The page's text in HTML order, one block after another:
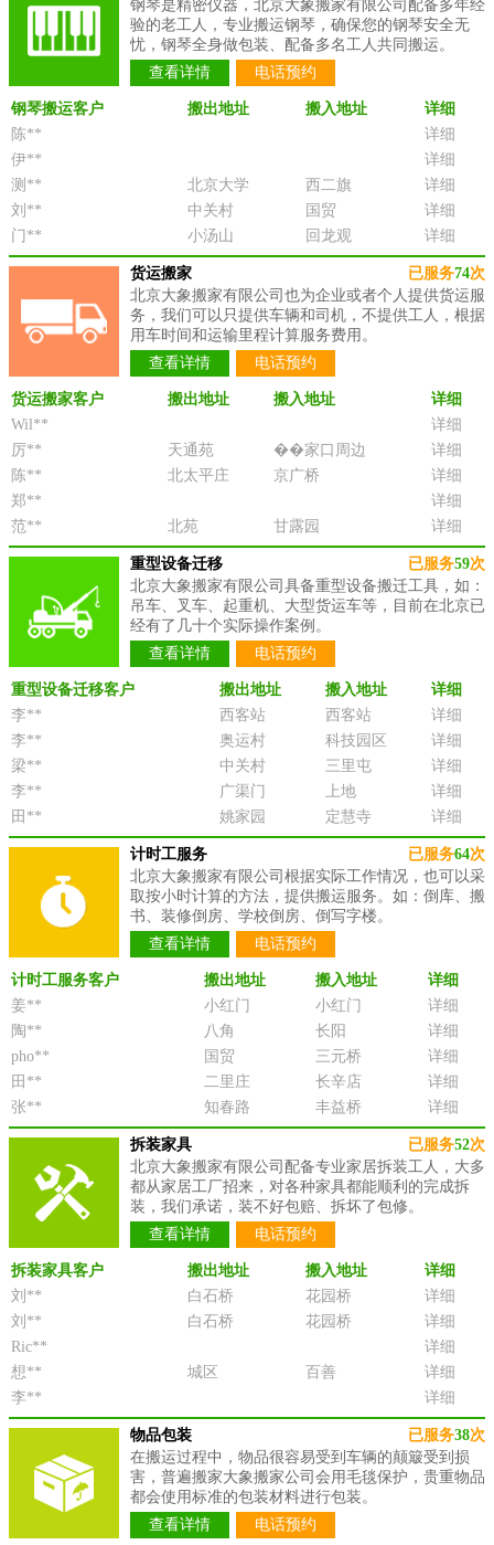
钢琴是精密仪器，北京大象搬家有限公司配备多年经
验的老工人，专业搬运钢琴，确保您的钢琴安全无
忧，钢琴全身做包装、配备多名工人共同搬运。
查看详情
电话预约
钢琴搬运客户 搬出地址 搬入地址
详细
陈**
详细
伊**
详细
测**
北京大学 西二旗
详细
刘**
中关村 国贸
详细
门**
小汤山 回龙观 详细
已服务74次
货运搬家
北京大象搬家有限公司也为企业或者个人提供货运服
务，我们可以只提供车辆和司机，不提供工人，根据
用车时间和运输里程计算服务费用。
查看详情
电话预约
货运搬家客户 搬出地址 搬入地址
详细
Wil**
详细
厉**
天通苑 ��家口周边
详细
陈**
北太平庄 京广桥
详细
郑**
详细
范**
北苑 甘露园 详细
已服务59次
重型设备迁移
北京大象搬家有限公司具备重型设备搬迁工具，如：
吊车、叉车、起重机、大型货运车等，目前在北京已
经有了几十个实际操作案例。
查看详情
电话预约
重型设备迁移客户 搬出地址 搬入地址
详细
李**
西客站 西客站
详细
李**
奥运村 科技园区
详细
梁**
中关村 三里屯
详细
李**
广渠门 上地
详细
田**
姚家园 定慧寺 详细
已服务64次
计时工服务
北京大象搬家有限公司根据实际工作情况，也可以采
取按小时计算的方法，提供搬运服务。如：倒库、搬
书、装修倒房、学校倒房、倒写字楼。
查看详情
电话预约
计时工服务客户 搬出地址 搬入地址
详细
姜**
小红门 小红门
详细
陶**
八角 长阳
详细
pho**
国贸 三元桥
详细
田**
二里庄 长辛店
详细
张**
知春路 丰益桥 详细
已服务52次
拆装家具
北京大象搬家有限公司配备专业家居拆装工人，大多
都从家居工厂招来，对各种家具都能顺利的完成拆
装，我们承诺，装不好包赔、拆坏了包修。
查看详情
电话预约
拆装家具客户 搬出地址 搬入地址
详细
刘**
白石桥 花园桥
详细
刘**
白石桥 花园桥
详细
Ric**
详细
想**
城区 百善
详细
李**
详细
已服务38次
物品包装
在搬运过程中，物品很容易受到车辆的颠簸受到损
害，普遍搬家大象搬家公司会用毛毯保护，贵重物品
都会使用标准的包装材料进行包装。
查看详情
电话预约